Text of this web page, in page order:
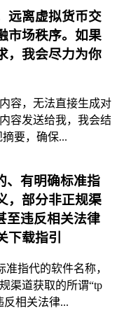
远离虚拟货币交
市场秩序。如果
，我会尽力为你
容，无法直接生成对
容发送给我，我会结
要，确保...
、有明确标准指
，部分非正规渠
至违反相关法律
下载指引
指代的软件名称，
渠道获取的所谓“tp
反相关法律...